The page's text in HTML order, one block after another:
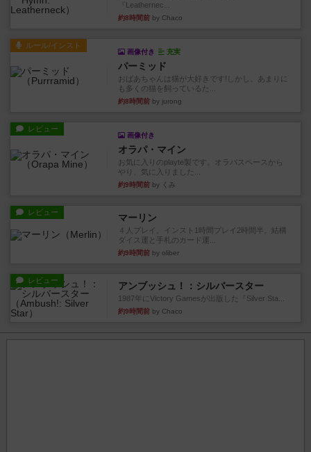
『Leathernec...
約8時間前 by Chaco
ルール/インスト
画像付き 充実
パーミッド
おばあちゃんは猫が大好きです!しかし、あまりに
も多くの猫を飼っているた...
約8時間前 by jurong
レビュー
画像付き
オラパ・マイン
お気に入りのplayte製です。オラパスペースから
やり、気に入りました...
約9時間前 by くみ
レビュー マーリン
４人プレイ。インスト1時間プレイ2時間半。結構
ダイス運と手札のカード運...
約9時間前 by oliber
レビュー アンブッシュ！：シルバースター
1987年にVictory Gamesが出版した『Silver Sta...
約9時間前 by Chaco